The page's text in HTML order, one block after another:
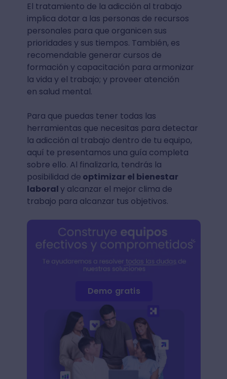
El tratamiento de la adicción al trabajo
implica dotar a las personas de recursos
personales para que organicen sus
prioridades y sus tiempos. También, es
recomendable generar cursos de
formación y capacitación para armonizar
la vida y el trabajo; y proveer atención
en salud mental.
Para que puedas tener todas las
herramientas que necesitas para detectar
la adicción al trabajo dentro de tu equipo,
aquí te presentamos una guía completa
sobre ello. Al finalizarla, tendrás la
posibilidad de optimizar el bienestar
laboraly alcanzar el mejor clima de
trabajo para alcanzar tus objetivos.
Demo gratis